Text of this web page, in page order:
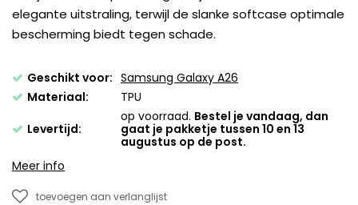
elegante uitstraling, terwijl de slanke softcase optimale
bescherming biedt tegen schade.
Geschikt voor: Samsung Galaxy A26
Materiaal:
TPU
Levertijd:
op voorraad. Bestel je vandaag, dan
gaat je pakketje tussen 10 en 13
augustus op de post.
Meer info
toevoegen aan verlanglijst